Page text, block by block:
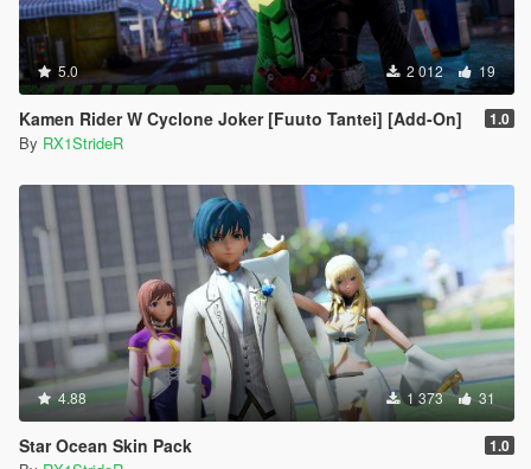
5.0 2 012 19
Kamen Rider W Cyclone Joker [Fuuto Tantei] [Add-On] 1.0
By RX1StrideR
4.88 1 373 31
Star Ocean Skin Pack 1.0